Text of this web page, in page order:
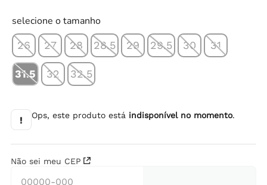
selecione o tamanho
26 27 28 28.5 29 29.5 30 31
31.5 32 32.5
! Ops, este produto está indisponível no momento.
Não sei meu CEP